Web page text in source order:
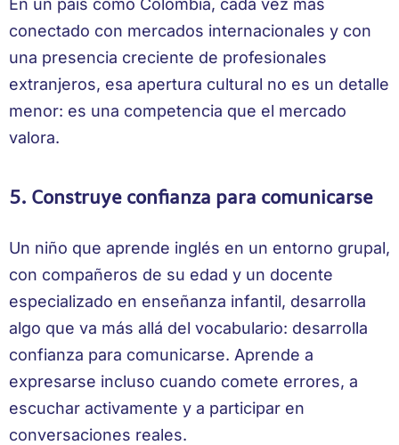
En un país como Colombia, cada vez más
conectado con mercados internacionales y con
una presencia creciente de profesionales
extranjeros, esa apertura cultural no es un detalle
menor: es una competencia que el mercado
valora.
5. Construye confianza para comunicarse
Un niño que aprende inglés en un entorno grupal,
con compañeros de su edad y un docente
especializado en enseñanza infantil, desarrolla
algo que va más allá del vocabulario: desarrolla
confianza para comunicarse. Aprende a
expresarse incluso cuando comete errores, a
escuchar activamente y a participar en
conversaciones reales.